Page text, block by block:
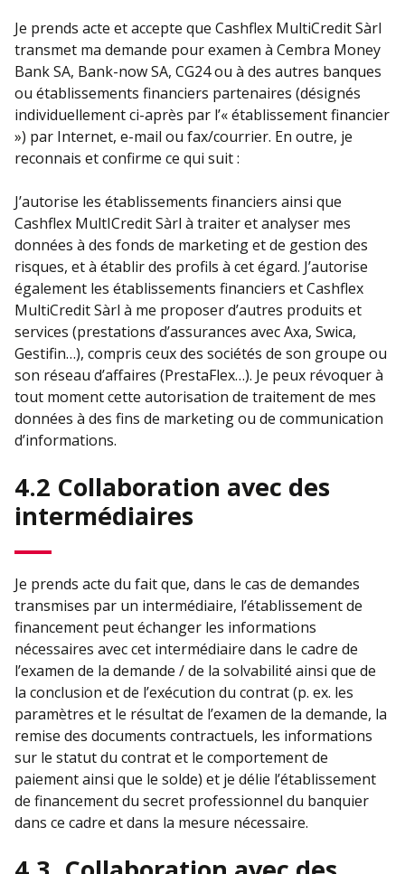
Je prends acte et accepte que Cashflex MultiCredit Sàrl
transmet ma demande pour examen à Cembra Money
Bank SA, Bank-now SA, CG24 ou à des autres banques
ou établissements financiers partenaires (désignés
individuellement ci-après par l’« établissement financier
») par Internet, e-mail ou fax/courrier. En outre, je
reconnais et confirme ce qui suit :
J’autorise les établissements financiers ainsi que
Cashflex MultICredit Sàrl à traiter et analyser mes
données à des fonds de marketing et de gestion des
risques, et à établir des profils à cet égard. J’autorise
également les établissements financiers et Cashflex
MultiCredit Sàrl à me proposer d’autres produits et
services (prestations d’assurances avec Axa, Swica,
Gestifin…), compris ceux des sociétés de son groupe ou
son réseau d’affaires (PrestaFlex…). Je peux révoquer à
tout moment cette autorisation de traitement de mes
données à des fins de marketing ou de communication
d’informations.
4.2 Collaboration avec des
intermédiaires
Je prends acte du fait que, dans le cas de demandes
transmises par un intermédiaire, l’établissement de
financement peut échanger les informations
nécessaires avec cet intermédiaire dans le cadre de
l’examen de la demande / de la solvabilité ainsi que de
la conclusion et de l’exécution du contrat (p. ex. les
paramètres et le résultat de l’examen de la demande, la
remise des documents contractuels, les informations
sur le statut du contrat et le comportement de
paiement ainsi que le solde) et je délie l’établissement
de financement du secret professionnel du banquier
dans ce cadre et dans la mesure nécessaire.